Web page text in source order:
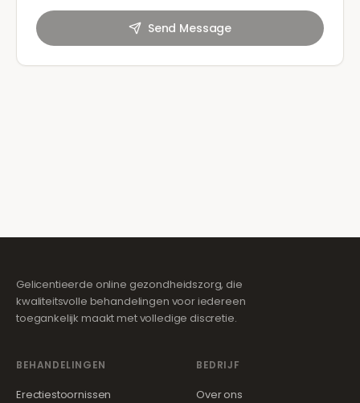
Send Message
Gelicentieerde online gezondheidszorg, die
kwaliteitsvolle behandelingen voor iedereen
toegankelijk maakt met volledige discretie.
BEHANDELINGEN
Erectiestoornissen
BEDRIJF
Over ons